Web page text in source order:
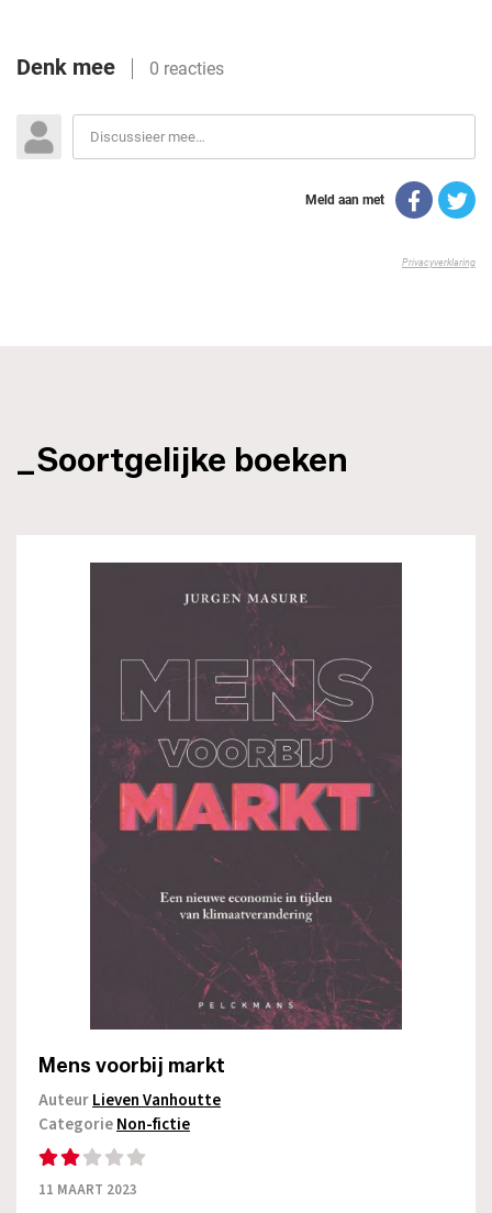
_Soortgelijke boeken
Mens voorbij markt
AuteurLieven Vanhoutte
CategorieNon-fictie
11 MAART 2023